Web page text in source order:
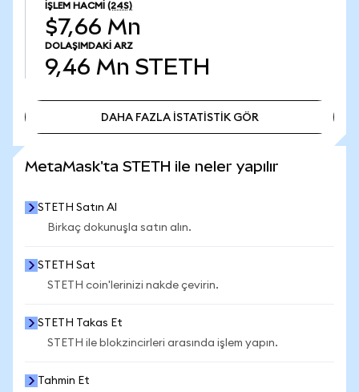
İŞLEM HACMI (24S)
$7,66 Mn
DOLAŞIMDAKI ARZ
9,46 Mn STETH
DAHA FAZLA İSTATİSTİK GÖR
MetaMask'ta STETH ile neler yapılır
STETH Satın Al
Birkaç dokunuşla satın alın.
STETH Sat
STETH coin'lerinizi nakde çevirin.
STETH Takas Et
STETH ile blokzincirleri arasında işlem yapın.
Tahmin Et